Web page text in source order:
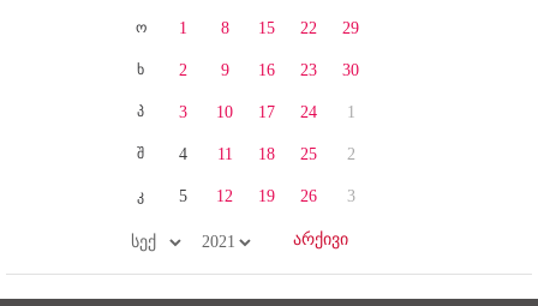
ო
ხ
პ
შ
კ
1
2
3
4
5
8
9
10
11
12
15
16
17
18
19
22
23
24
25
26
29
30
1
2
3